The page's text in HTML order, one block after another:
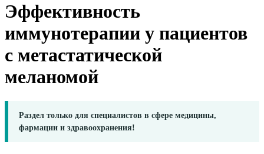
Эффективность
иммунотерапии у пациентов
с метастатической
меланомой
Раздел только для специалистов в сфере медицины,
фармации и здравоохранения!